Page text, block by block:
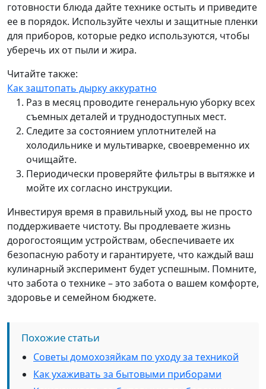
готовности блюда дайте технике остыть и приведите
ее в порядок. Используйте чехлы и защитные пленки
для приборов, которые редко используются, чтобы
уберечь их от пыли и жира.
Читайте также:
Как заштопать дырку аккуратно
Раз в месяц проводите генеральную уборку всех
съемных деталей и труднодоступных мест.
Следите за состоянием уплотнителей на
холодильнике и мультиварке, своевременно их
очищайте.
Периодически проверяйте фильтры в вытяжке и
мойте их согласно инструкции.
Инвестируя время в правильный уход, вы не просто
поддерживаете чистоту. Вы продлеваете жизнь
дорогостоящим устройствам, обеспечиваете их
безопасную работу и гарантируете, что каждый ваш
кулинарный эксперимент будет успешным. Помните,
что забота о технике – это забота о вашем комфорте,
здоровье и семейном бюджете.
Похожие статьи
Советы домохозяйкам по уходу за техникой
Как ухаживать за бытовыми приборами